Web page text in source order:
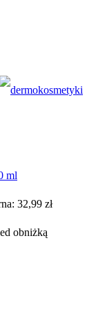
ml
32,99 zł
obniżką